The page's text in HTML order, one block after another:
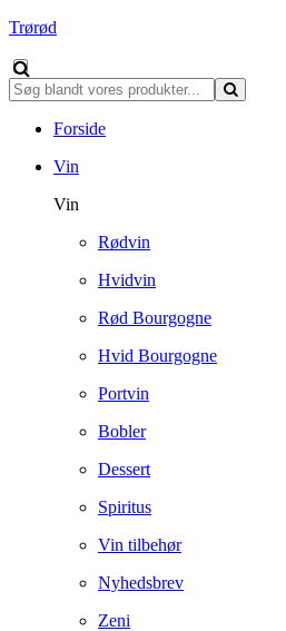
Trørød
Forside
Vin
Vin
Rødvin
Hvidvin
Rød Bourgogne
Hvid Bourgogne
Portvin
Bobler
Dessert
Spiritus
Vin tilbehør
Nyhedsbrev
Zeni